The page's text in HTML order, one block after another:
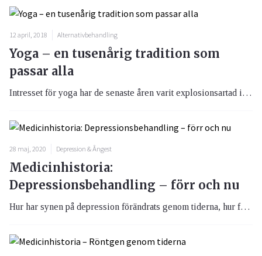
12 april, 2018 Alternativbehandling
Yoga – en tusenårig tradition som
passar alla
Intresset för yoga har de senaste åren varit explosionsartad i Sverige. Från att ha varit något för de invigda till att de flesta stora gymkedjor erbjuder yoga på sina anläggningar, du kan åka på yogaresor med stora resebolag och i vanliga klädbutiker finns både yogakläder och tillbehör. Men faktum är att yoga faktiskt är en de äldsta andliga traditioner som finns och som fortfarande utövas.
28 maj, 2020 Depression & Ångest
Medicinhistoria:
Depressionsbehandling – förr och nu
Hur har synen på depression förändrats genom tiderna, hur fastställs diagnosen och vilka behandlingsformer finns det? Välkommen till en lektion i depressionsbehandling – från dåtid till nutid.